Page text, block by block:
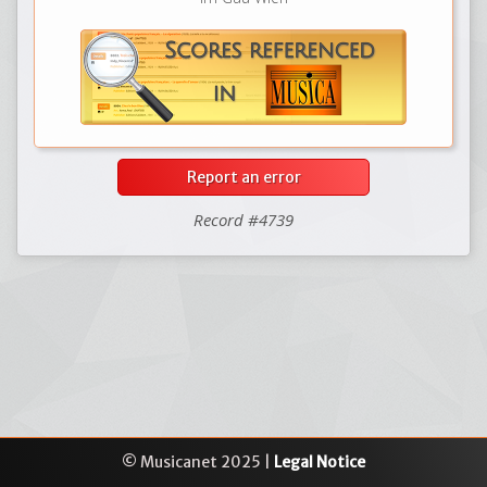
Report an error
Record #4739
© Musicanet 2025 | Legal Notice